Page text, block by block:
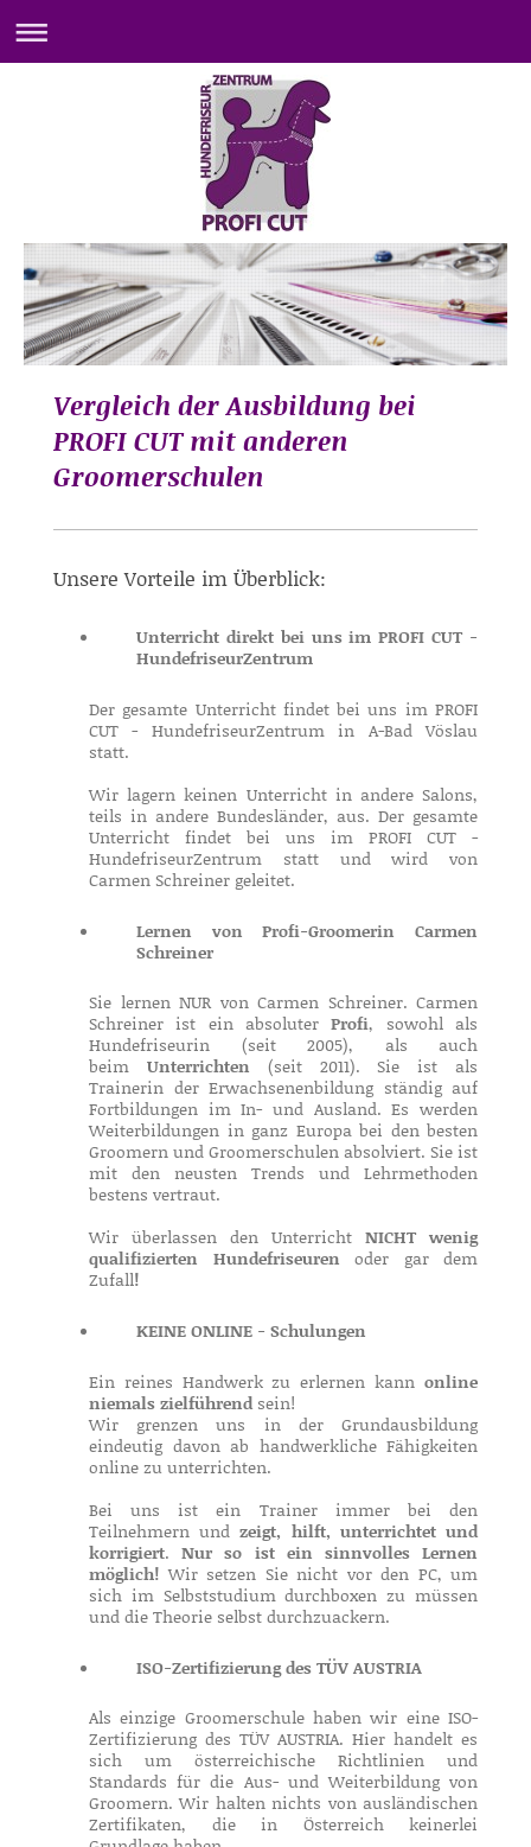
Vergleich der Ausbildung bei
PROFI CUT mit anderen
Groomerschulen
Unsere Vorteile im Überblick:
Unterricht direkt bei uns im PROFI CUT -
HundefriseurZentrum
Der gesamte Unterricht findet bei uns im PROFI
CUT - HundefriseurZentrum in A-Bad Vöslau
statt.
Wir lagern keinen Unterricht in andere Salons,
teils in andere Bundesländer, aus. Der gesamte
Unterricht findet bei uns im PROFI CUT -
HundefriseurZentrum statt und wird von
Carmen Schreiner geleitet.
Lernen von Profi-Groomerin Carmen
Schreiner
Sie lernen NUR von Carmen Schreiner. Carmen
Schreiner ist ein absoluterProfi, sowohl als
Hundefriseurin (seit 2005), als auch
beim Unterrichten (seit 2011). Sie ist als
Trainerin der Erwachsenenbildung ständig auf
Fortbildungen im In- und Ausland. Es werden
Weiterbildungen in ganz Europa bei den besten
Groomern und Groomerschulen absolviert. Sie ist
mit den neusten Trends und Lehrmethoden
bestens vertraut.
Wir überlassen den Unterricht NICHT wenig
qualifizierten Hundefriseuren oder gar dem
Zufall!
KEINE ONLINE - Schulungen
Ein reines Handwerk zu erlernen kann online
niemals zielführend sein!
Wir grenzen uns in der Grundausbildung
eindeutig davon ab handwerkliche Fähigkeiten
online zu unterrichten.
Bei uns ist ein Trainer immer bei den
Teilnehmern undzeigt, hilft, unterrichtet und
korrigiert.Nur so ist ein sinnvolles Lernen
möglich! Wir setzen Sie nicht vor den PC, um
sich im Selbststudium durchboxen zu müssen
und die Theorie selbst durchzuackern.
ISO-Zertifizierung des TÜV AUSTRIA
Als einzige Groomerschule haben wir eine ISO-
Zertifizierung des TÜV AUSTRIA. Hier handelt es
sich um österreichische Richtlinien und
Standards für die Aus- und Weiterbildung von
Groomern. Wir halten nichts von ausländischen
Zertifikaten, die in Österreich keinerlei